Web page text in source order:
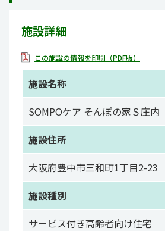
施設詳細
この施設の情報を印刷（PDF版）
施設名称
SOMPOケア そんぽの家Ｓ庄内
施設住所
大阪府豊中市三和町1丁目2-23
施設種別
サービス付き高齢者向け住宅